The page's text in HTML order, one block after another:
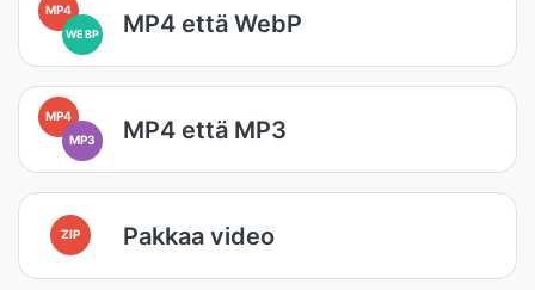
MP4
WEBP MP4 että WebP
MP4
MP3
MP4 että MP3
ZIP Pakkaa video